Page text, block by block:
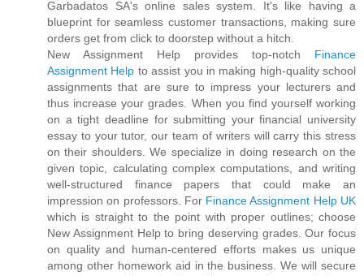
Garbadatos SA's online sales system. It's like having a
blueprint for seamless customer transactions, making sure
orders get from click to doorstep without a hitch.
New Assignment Help provides top-notch Finance
Assignment Help to assist you in making high-quality school
assignments that are sure to impress your lecturers and
thus increase your grades. When you find yourself working
on a tight deadline for submitting your financial university
essay to your tutor, our team of writers will carry this stress
on their shoulders. We specialize in doing research on the
given topic, calculating complex computations, and writing
well-structured finance papers that could make an
impression on professors. For Finance Assignment Help UK
which is straight to the point with proper outlines; choose
New Assignment Help to bring deserving grades. Our focus
on quality and human-centered efforts makes us unique
among other homework aid in the business. We will secure